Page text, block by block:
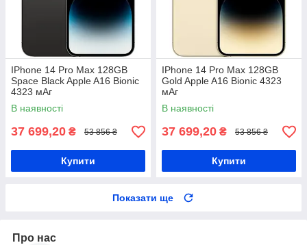
IPhone 14 Pro Max 128GB
Space Black Apple A16 Bionic
4323 мАг
В наявності
37 699,20 ₴ 53 856 ₴
Купити
IPhone 14 Pro Max 128GB
Gold Apple A16 Bionic 4323
мАг
В наявності
37 699,20 ₴ 53 856 ₴
Купити
Показати ще
Про нас